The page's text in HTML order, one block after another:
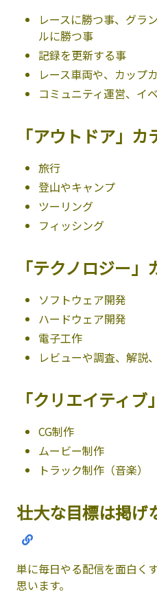
レースに勝つ事、グラ
ルに勝つ事
記録を更新する事
レース車両や、カップ
コミュニティ運営、イ
「アウトドア」カ
旅行
登山やキャンプ
ツーリング
フィッシング
「テクノロジー」
ソフトウェア開発
ハードウェア開発
電子工作
レビューや調査、解説
「クリエイティブ
CG制作
ムービー制作
トラック制作（音楽）
壮大な目標は掲げ
単に毎日やる配信を面白く
思います。